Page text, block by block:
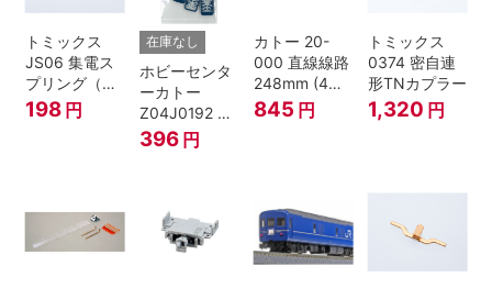
トミックス
JS06 集電ス
プリング（Ｌ
=7.5mm・4個
入） 鉄道模型
198 円
在庫なし
ホビーセンタ
ーカトー
Z04J0192 ク
モハ115 横須
賀色 ジャンパ
396 円
カトー 20-
000 直線線路
248mm (4本
入) Nゲージ
845 円
トミックス
0374 密自連
形TNカプラー
1,320 円